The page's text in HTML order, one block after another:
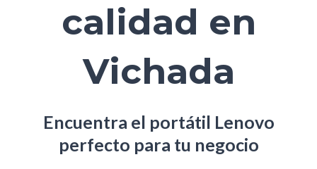
calidad en
Vichada
Encuentra el portátil Lenovo
perfecto para tu negocio